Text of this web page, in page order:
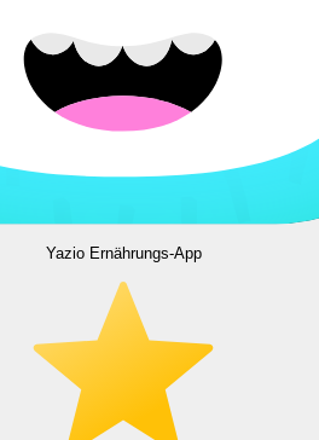
Yazio Ernährungs-App